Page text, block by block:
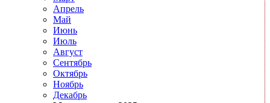
Апрель
Май
Июнь
Июль
Август
Сентябрь
Октябрь
Ноябрь
Декабрь